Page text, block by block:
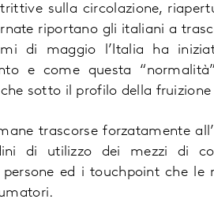
sulla circolazione,
riportano gli italiani a
di maggio l’Italia ha
e come questa
sotto il profilo della
trascorse forzatamente
di utilizzo dei mezzi di
ed i touchpoint che le